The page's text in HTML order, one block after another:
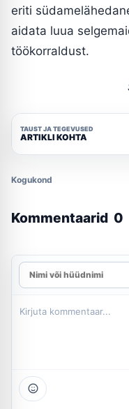
eriti
aidata luua
töökorraldust.
TAUST JA TEGEVUSED
ARTIKLI KOHTA
Kogukond
Kommentaarid 0